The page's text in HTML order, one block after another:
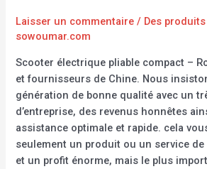
Laisser un commentaire / Des produits
sowoumar.com
Scooter électrique pliable compact –
et fournisseurs de Chine. Nous
génération de bonne qualité avec un
d’entreprise, des revenus honnêtes
assistance optimale et rapide. cela
seulement un produit ou un service
et un profit énorme, mais le plus